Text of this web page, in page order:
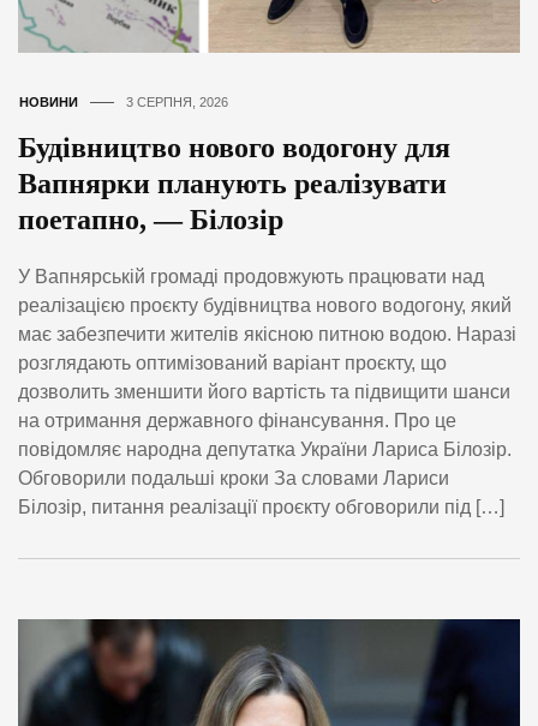
НОВИНИ 3 СЕРПНЯ, 2026
Будівництво нового водогону для
Вапнярки планують реалізувати
поетапно, — Білозір
У Вапнярській громаді продовжують працювати над
реалізацією проєкту будівництва нового водогону, який
має забезпечити жителів якісною питною водою. Наразі
розглядають оптимізований варіант проєкту, що
дозволить зменшити його вартість та підвищити шанси
на отримання державного фінансування. Про це
повідомляє народна депутатка України Лариса Білозір.
Обговорили подальші кроки За словами Лариси
Білозір, питання реалізації проєкту обговорили під […]